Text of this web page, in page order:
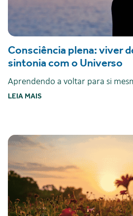
Consciência plena: viver
sintonia com o Universo
Aprendendo a voltar para si
LEIA MAIS